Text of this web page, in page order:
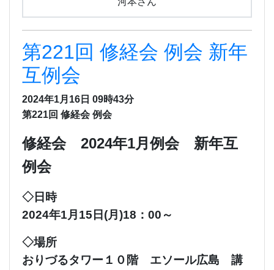
第221回 修経会 例会 新年
互例会
2024年1月16日 09時43分
第221回 修経会 例会
修経会 2024年1月例会 新年互
例会
◇日時
2024年1月15日(月)18：00～
◇場所
おりづるタワー１０階 エソール広島 講